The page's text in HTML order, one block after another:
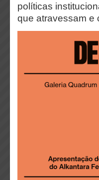
políticas
que atravessam e